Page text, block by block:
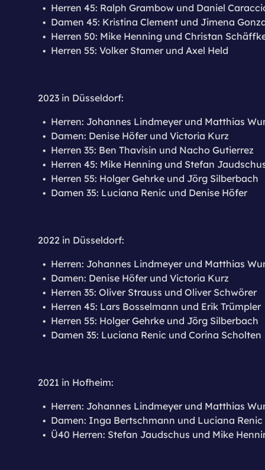
Herren 45: Ralph Grambow und Daniel
Damen 45: Kristina Clement und Jimena
Herren 50: Mike Henning und Christan
Herren 55: Volker Stamer und Axel Held
2023 in Düsseldorf:
Herren: Johannes Lindmeyer und Matthias
Damen: Denise Höfer und Victoria Kurz
Herren 35: Ben Thavisin und Nacho Gutierrez
Herren 45: Mike Henning und Stefan
Herren 55: Holger Gehrke und Jörg Silberbach
Damen 35: Luciana Renic und Denise Höfer
2022 in Düsseldorf:
Herren: Johannes Lindmeyer und Matthias
Damen: Denise Höfer und Victoria Kurz
Herren 35: Oliver Strauss und Oliver Schwörer
Herren 45: Lars Bosselmann und Erik Trümpler
Herren 55: Holger Gehrke und Jörg Silberbach
​Damen 35: Luciana Renic und Corina Scholten
2021 in Hofheim:
Herren: Johannes Lindmeyer und Matthias
Damen: Inga Bertschmann und Luciana Renic
Ü40 Herren: Stefan Jaudschus und Mike